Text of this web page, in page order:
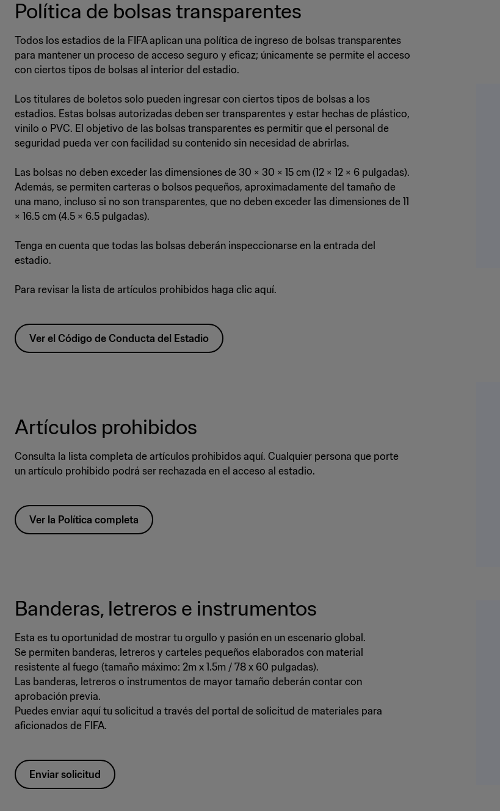
Política de bolsas transparentes
Todos los estadios de la FIFA aplican una política de ingreso de bolsas transparentes
para mantener un proceso de acceso seguro y eficaz; únicamente se permite el acceso
con ciertos tipos de bolsas al interior del estadio.
Los titulares de boletos solo pueden ingresar con ciertos tipos de bolsas a los
estadios. Estas bolsas autorizadas deben ser transparentes y estar hechas de plástico,
vinilo o PVC. El objetivo de las bolsas transparentes es permitir que el personal de
seguridad pueda ver con facilidad su contenido sin necesidad de abrirlas.
Las bolsas no deben exceder las dimensiones de 30 × 30 × 15 cm (12 × 12 × 6 pulgadas).
Además, se permiten carteras o bolsos pequeños, aproximadamente del tamaño de
una mano, incluso si no son transparentes, que no deben exceder las dimensiones de 11
× 16.5 cm (4.5 × 6.5 pulgadas).
Tenga en cuenta que todas las bolsas deberán inspeccionarse en la entrada del
estadio.
Para revisar la lista de artículos prohibidos haga clic aquí.
Ver el Código de Conducta del Estadio
Artículos prohibidos
Consulta la lista completa de artículos prohibidos aquí. Cualquier persona que porte
un artículo prohibido podrá ser rechazada en el acceso al estadio.
Ver la Política completa
Banderas, letreros e instrumentos
Esta es tu oportunidad de mostrar tu orgullo y pasión en un escenario global.
Se permiten banderas, letreros y carteles pequeños elaborados con material
resistente al fuego (tamaño máximo: 2m x 1.5m / 78 x 60 pulgadas).
Las banderas, letreros o instrumentos de mayor tamaño deberán contar con
aprobación previa.
Puedes enviar aquí tu solicitud a través del portal de solicitud de materiales para
aficionados de FIFA.
Enviar solicitud